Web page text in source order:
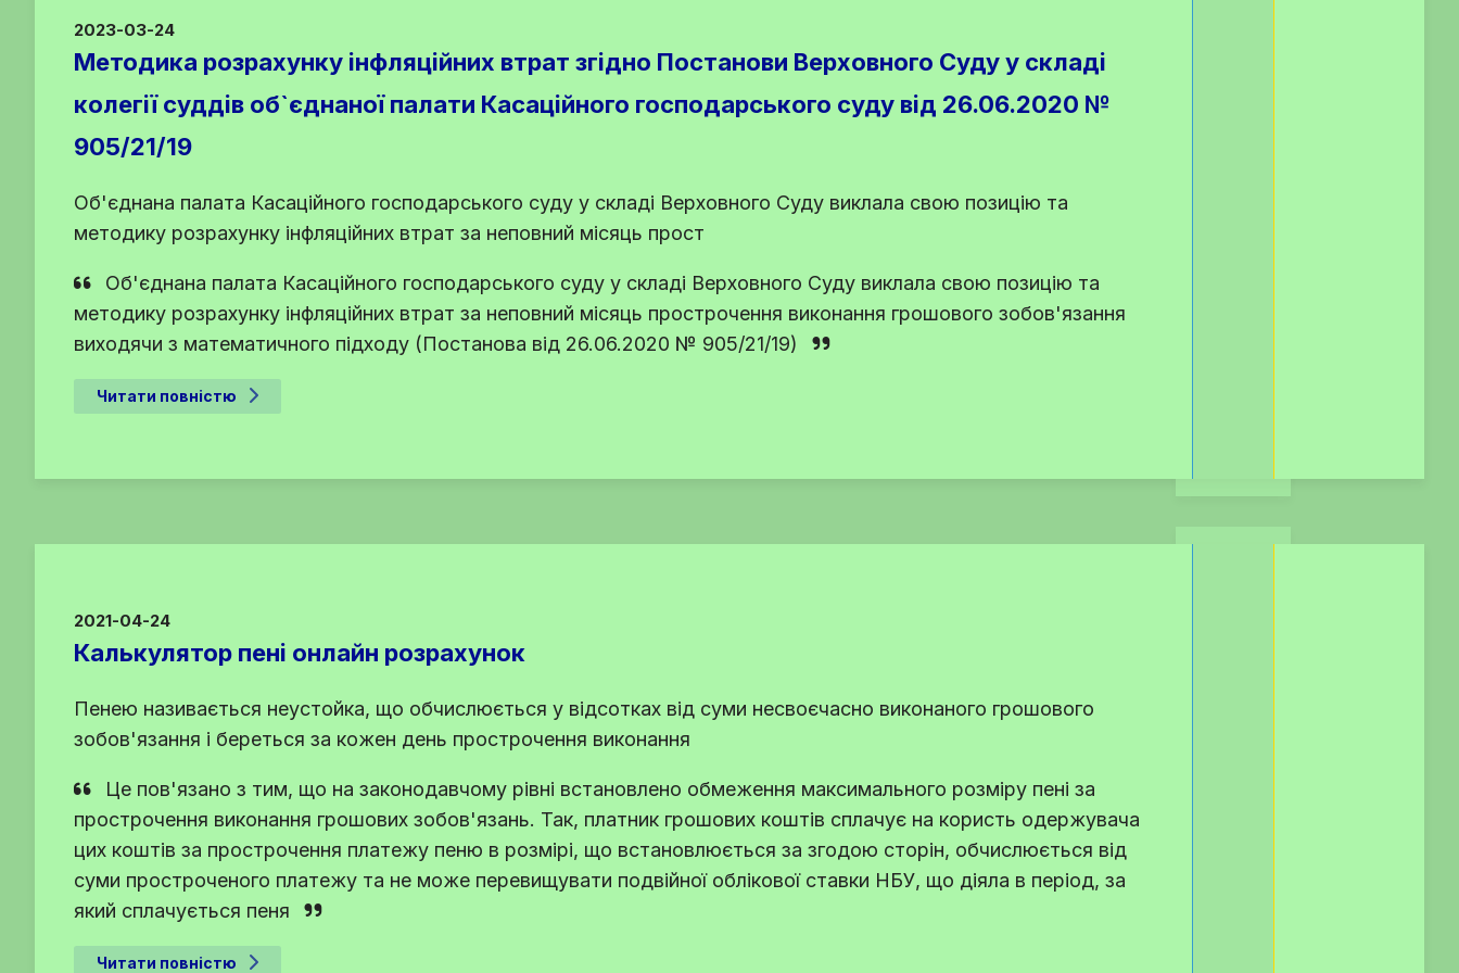
2023-03-24
Методика розрахунку інфляційних втрат згідно Постанови Верховного Суду у складі
колегії суддів об`єднаної палати Касаційного господарського суду від 26.06.2020 №
905/21/19
Об'єднана палата Касаційного господарського суду у складі Верховного Суду виклала свою позицію та
методику розрахунку інфляційних втрат за неповний місяць прост
Об'єднана палата Касаційного господарського суду у складі Верховного Суду виклала свою позицію та
методику розрахунку інфляційних втрат за неповний місяць прострочення виконання грошового зобов'язання
виходячи з математичного підходу (Постанова від 26.06.2020 № 905/21/19)
Читати повністю
2021-04-24
Калькулятор пені онлайн розрахунок
Пенею називається неустойка, що обчислюється у відсотках від суми несвоєчасно виконаного грошового
зобов'язання і береться за кожен день прострочення виконання
Це пов'язано з тим, що на законодавчому рівні встановлено обмеження максимального розміру пені за
прострочення виконання грошових зобов'язань. Так, платник грошових коштів сплачує на користь одержувача
цих коштів за прострочення платежу пеню в розмірі, що встановлюється за згодою сторін, обчислюється від
суми простроченого платежу та не може перевищувати подвійної облікової ставки НБУ, що діяла в період, за
який сплачується пеня
Читати повністю